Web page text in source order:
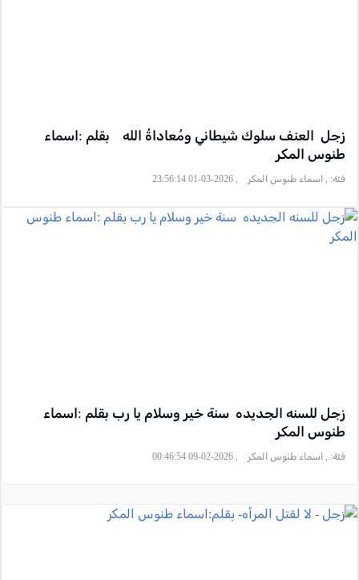
زجل العنف سلوك شيطاني ومُعاداةُ الله بقلم :اسماء
طنوس المكر
فئة: , اسماء طنوس المكر , 2026-03-01 23:56:14
زجل للسنه الجديده سنة خير وسلام يا رب بقلم :اسماء
طنوس المكر
فئة: , اسماء طنوس المكر , 2026-02-09 00:46:54